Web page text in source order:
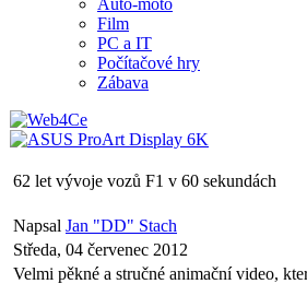
Auto-moto
Film
PC a IT
Počítačové hry
Zábava
62 let vývoje vozů F1 v 60 sekundách
Napsal Jan "DD" Stach
Středa, 04 červenec 2012
Velmi pěkné a stručné animační video,